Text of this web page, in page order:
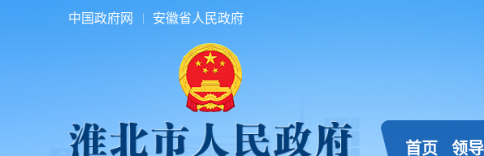
中国政府网 安徽省人民政府
首页 领